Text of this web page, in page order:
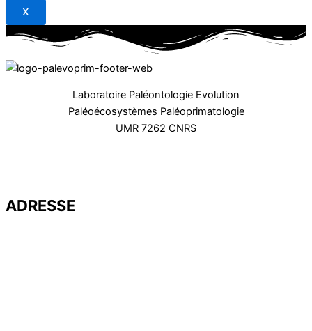
X
Laboratoire Paléontologie Evolution
Paléoécosystèmes Paléoprimatologie
UMR 7262 CNRS
ADRESSE